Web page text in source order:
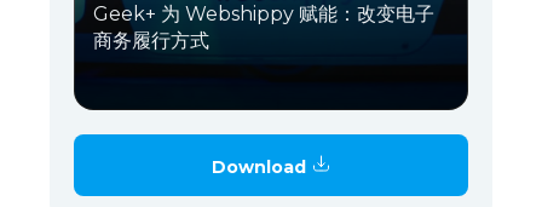
Geek+ 为 Webshippy 赋能：改变电子
商务履行方式
Download